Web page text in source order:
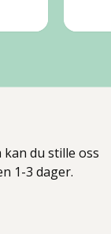
kan du stille oss
1-3 dager.